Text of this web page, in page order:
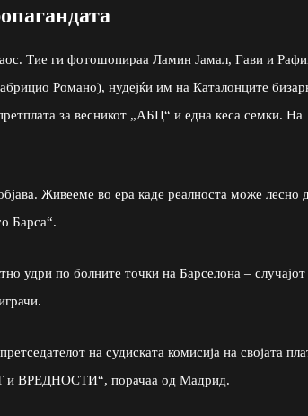
Тие ги фотошопираа Ламин Јамал, Гави и
Романо), нудејќи им на Каталонците
за весникот „АБЦ“ и една кеса семки. На
Живееме во ера каде реалноста може лесно
Барса“.
удри по болните точки на Барселона – случајот
на судиската комисија на својата
и ВРЕДНОСТИ“, порачаа од Мадрид.